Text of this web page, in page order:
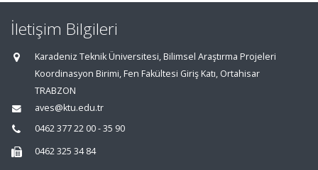
İletişim Bilgileri
Karadeniz Teknik Üniversitesi, Bilimsel Araştırma Projeleri
Koordinasyon Birimi, Fen Fakültesi Giriş Katı, Ortahisar
TRABZON
aves@ktu.edu.tr
0462 377 22 00 - 35 90
0462 325 34 84